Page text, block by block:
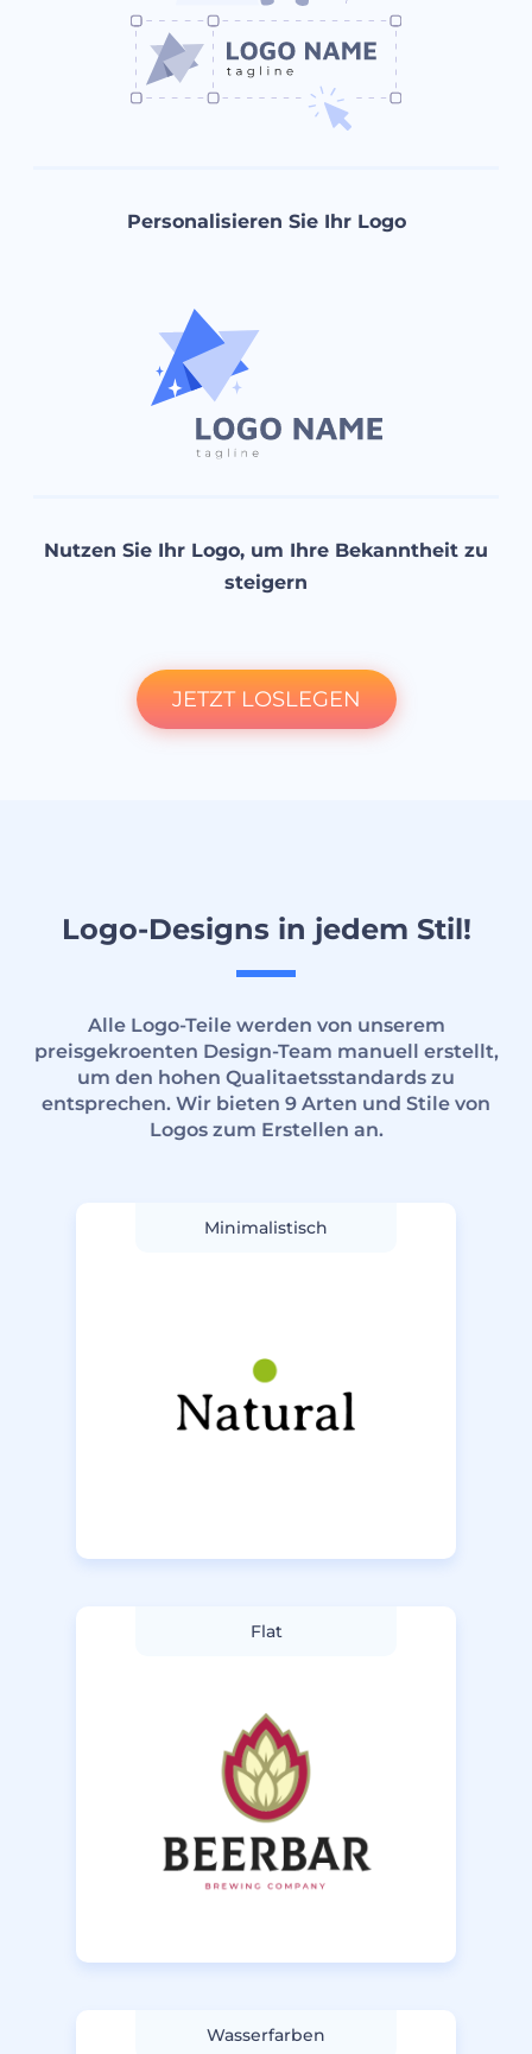
Personalisieren Sie Ihr Logo
Nutzen Sie Ihr Logo, um Ihre Bekanntheit zu
steigern
JETZT LOSLEGEN
Logo-Designs in jedem Stil!
Alle Logo-Teile werden von unserem
preisgekroenten Design-Team manuell erstellt,
um den hohen Qualitaetsstandards zu
entsprechen. Wir bieten 9 Arten und Stile von
Logos zum Erstellen an.
Minimalistisch
Flat
Wasserfarben